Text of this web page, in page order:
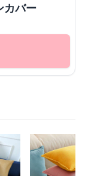
カバー